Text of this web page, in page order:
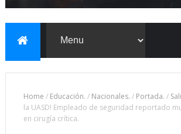
Home / Educación. / Nacionales. / Portada. /
la UASD! Empleado de seguridad reportado
en cirugía crítica.